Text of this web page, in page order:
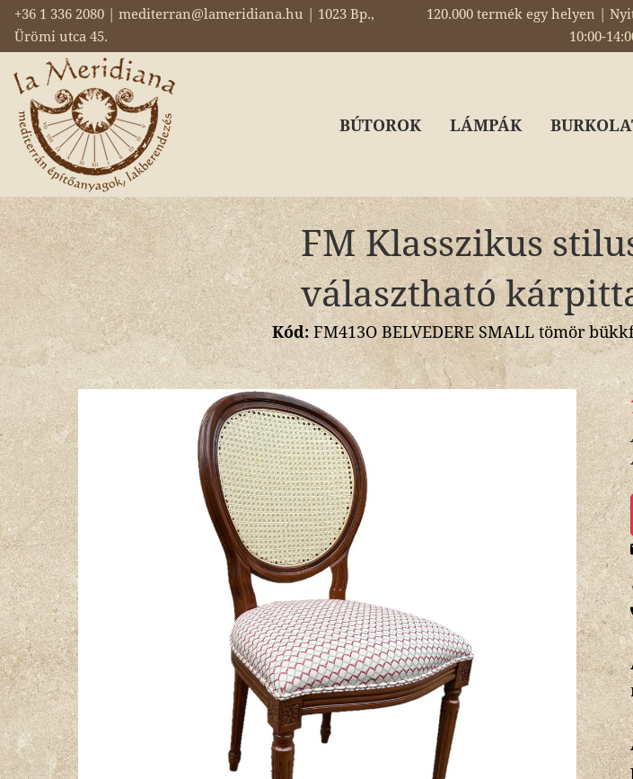
+36 1 336 2080 | mediterran@lameridiana.hu | 1023 Bp.,
Ürömi utca 45.
120.000 termék egy helyen |
10:00-
BÚTOROK LÁMPÁK
FM Klasszikus
választható
Kód:FM413O BELVEDERE SMALL tömör